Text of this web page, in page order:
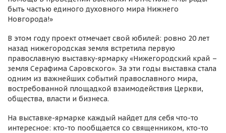
быть частью единого духовного мира Нижнего
Новгорода!»
В этом году проект отмечает свой юбилей: ровно 20 лет
назад нижегородская земля встретила первую
православную выставку-ярмарку «Нижегородский край –
земля Серафима Саровского». За эти годы выставка стала
одним из важнейших событий православного мира,
востребованной площадкой взаимодействия Церкви,
общества, власти и бизнеса.
На выставке-ярмарке каждый найдет для себя что-то
интересное: кто-то пообщается со священником, кто-то